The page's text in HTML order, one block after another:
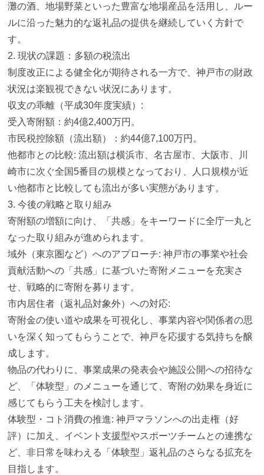
灘の酒、地場野菜といった豊富な地場産品を活用し、ルー
ルに沿った魅力的な返礼品の提供を継続していく方針で
す。
2. 現状の課題：多額の税流出
制度改正による健全化が期待される一方で、神戸市の財政
状況は楽観視できない状況にあります。
収支の乖離（平成30年度実績）:
受入寄附額：約4億2,400万円。
市民税控除額（流出額）：約44億7,100万円。
他都市との比較: 流出額は横浜市、名古屋市、大阪市、川
崎市に次ぐ全国5番目の規模となっており、人口規模が近
い他都市と比較しても流出が多い実態があります。
3. 今後の戦略と取り組み
寄附額の増額に向け、「共感」をキーワードに全庁一丸と
なった取り組みが進められます。
域外（東京圏など）へのアプローチ: 神戸市の事業や社会
貢献活動への「共感」に基づいた寄附メニューを充実さ
せ、戦略的に寄附を募ります。
市内居住者（返礼品対象外）への対応:
寄附金の使い道や成果を可視化し、事業内容や関係者の思
いを深く知ってもらうことで、神戸を応援する気持ちを醸
成します。
物品の代わりに、事業成果の発表会や施設公開への招待な
ど、「体験型」のメニューを通じて、寄附の効果を身近に
感じてもらう工夫を検討します。
体験型・コト消費の推進: 神戸マラソンへの出走権（好
評）に加え、イベント支援型やスポーツチームとの連携な
ど、非日常を味わえる「体験型」返礼品のさらなる拡充を
目指します。